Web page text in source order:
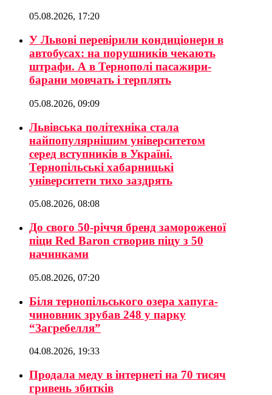
05.08.2026, 17:20
У Львові перевірили кондиціонери в
автобусах: на порушників чекають
штрафи. А в Тернополі пасажири-
барани мовчать і терплять
05.08.2026, 09:09
Львівська політехніка стала
найпопулярнішим університетом
серед вступників в Україні.
Тернопільські хабарницькі
університети тихо заздрять
05.08.2026, 08:08
До свого 50-річчя бренд замороженої
піци Red Baron створив піцу з 50
начинками
05.08.2026, 07:20
Біля тернопільського озера хапуга-
чиновник зрубав 248 у парку
“Загребелля”
04.08.2026, 19:33
Продала меду в інтернеті на 70 тисяч
гривень збитків